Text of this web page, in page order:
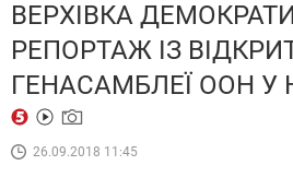
ВЕРХІВКА
РЕПОРТАЖ ІЗ
ГЕНАСАМБЛЕЇ ООН У
26.09.2018 11:45